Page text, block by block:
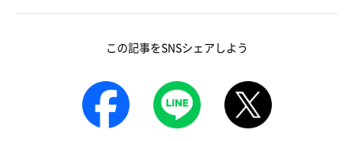
この記事をSNSシェアしよう